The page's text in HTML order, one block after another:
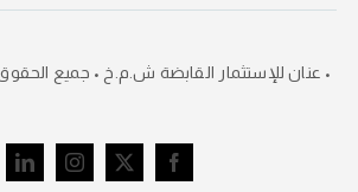
• عنان للإستثمار القابضة ش.م.خ • جميع الحقوق